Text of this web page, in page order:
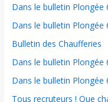
Dans le bulletin Plongée
Dans le bulletin Plongée
Bulletin des Chaufferies
Dans le bulletin Plongée
Dans le bulletin Plongée
Tous recruteurs ! Que